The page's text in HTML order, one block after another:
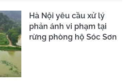
Hà Nội yêu cầu xử lý
phản ánh vi phạm tại
rừng phòng hộ Sóc Sơn